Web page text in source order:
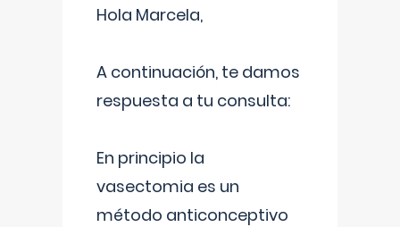
Hola Marcela,
A continuación, te damos
respuesta a tu consulta:
En principio la
vasectomia es un
método anticonceptivo